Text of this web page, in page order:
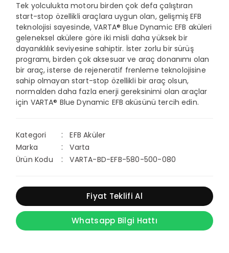
Tek yolculukta motoru birden çok defa çalıştıran
start-stop özellikli araçlara uygun olan, gelişmiş EFB
teknolojisi sayesinde, VARTA® Blue Dynamic EFB aküleri
geleneksel akülere göre iki misli daha yüksek bir
dayanıklılık seviyesine sahiptir. İster zorlu bir sürüş
programı, birden çok aksesuar ve araç donanımı olan
bir araç, isterse de rejeneratif frenleme teknolojisine
sahip olmayan start-stop özellikli bir araç olsun,
normalden daha fazla enerji gereksinimi olan araçlar
için VARTA® Blue Dynamic EFB aküsünü tercih edin.
Kategori
EFB Aküler
Marka
Varta
Ürün Kodu
VARTA-BD-EFB-580-500-080
Fiyat Teklifi Al
Whatsapp Bilgi Hattı